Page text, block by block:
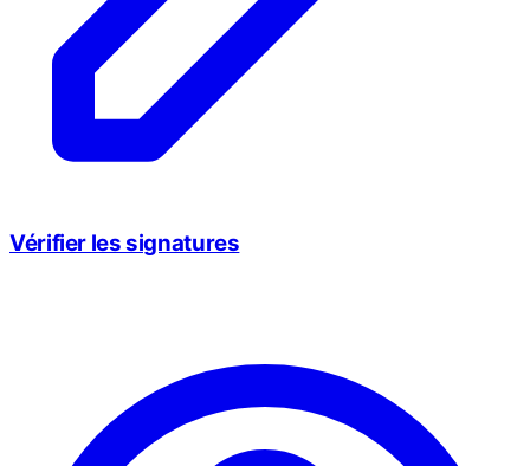
Vérifier les signatures